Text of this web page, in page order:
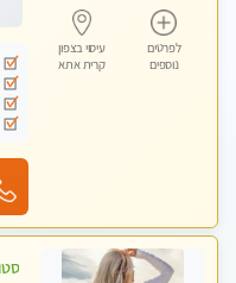
לפרטים
נוספים
עיסוי בצפון
קרית אתא